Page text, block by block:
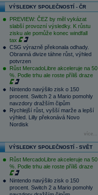
VÝSLEDKY SPOLEČNOSTÍ - ČR
PREVIEW: ČEZ by měl vykázat
slabší provozní výsledky. K růstu
zisku ale pomůže konec windfall
tax
CSG výrazně překonala odhady.
Obranná divize táhne růst, výhled
potvrzen
Růst MercadoLibre akceleruje na 50
%. Podle trhu ale roste příliš draze
Nintendo navýšilo zisk o 150
procent. Switch 2 a Mario pomohly
navzdory dražším čipům
Rychlejší růst, vyšší marže a lepší
výhled. Lilly překonává Novo
Nordisk
více...
VÝSLEDKY SPOLEČNOSTÍ - SVĚT
Růst MercadoLibre akceleruje na 50
%. Podle trhu ale roste příliš draze
Nintendo navýšilo zisk o 150
procent. Switch 2 a Mario pomohly